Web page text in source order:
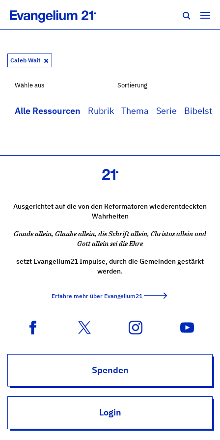
Caleb Wait
Wähle aus
Alle Ressourcen Rubrik Thema Serie
Sortierung
Ausgerichtet auf die von den Reformatoren wiederentdeckten
Wahrheiten
Gnade allein, Glaube allein, die Schrift allein, Christus allein und
Gott allein sei die Ehre
setzt Evangelium21 Impulse, durch die Gemeinden gestärkt
werden.
Erfahre mehr über Evangelium21
Spenden
Login